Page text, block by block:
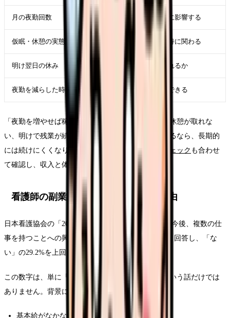
月の夜勤回数 収入と疲労の両方に影響する
仮眠・休憩の実態 医療安全と体調維持に関わる
明け翌日の休み 回復時間が確保されるか
夜勤を減らした時の年収 夜勤依存度を把握できる
「夜勤を増やせば稼げる」は事実でもありますが、休憩が取れな
い、明けで残業が続く、家庭や体調に影響が出ているなら、長期的
には続けにくくなります。
夜勤がつらい時の条件チェック も合わせ
て確認し、収入と体調を分けて見てください。
看護師の副業・複業に関心が集まる理由
日本看護協会の「2025年 看護職員実態調査」では、今後、複数の仕
事を持つことへの興味について、36.9%が「ある」と回答し、「な
い」の29.2%を上回りました。
この数字は、単に「副業で稼ぎたい人が増えた」という話だけでは
ありません。背景には、次のような不安があります。
基本給がなかなか上がらない